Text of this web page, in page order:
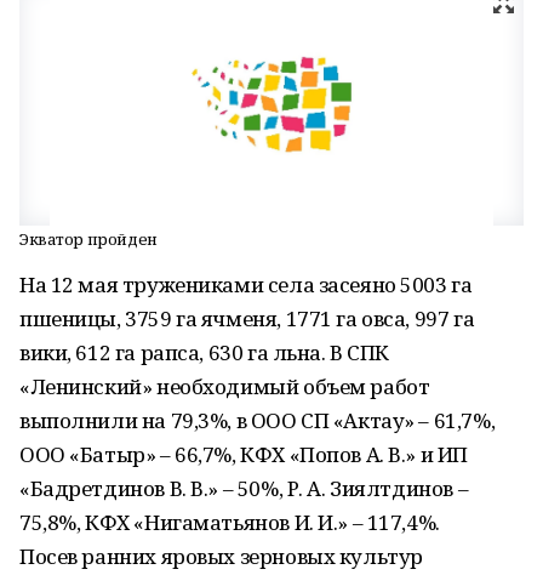
Экватор пройден
На 12 мая тружениками села засеяно 5003 га
пшеницы, 3759 га ячменя, 1771 га овса, 997 га
вики, 612 га рапса, 630 га льна. В СПК
«Ленинский» необходимый объем работ
выполнили на 79,3%, в ООО СП «Актау» – 61,7%,
ООО «Батыр» – 66,7%, КФХ «Попов А. В.» и ИП
«Бадретдинов В. В.» – 50%, Р. А. Зиялтдинов –
75,8%, КФХ «Нигаматьянов И. И.» – 117,4%.
Посев ранних яровых зерновых культур